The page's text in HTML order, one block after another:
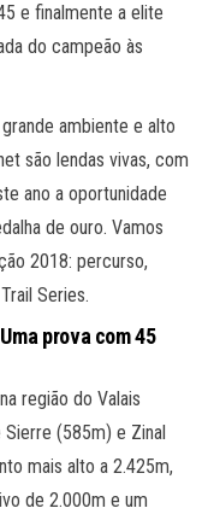
e finalmente a elite
do campeão às
ambiente e alto
são lendas vivas, com
ano a oportunidade
de ouro. Vamos
2018: percurso,
Series.
prova com 45
região do Valais
(585m) e Zinal
mais alto a 2.425m,
de 2.000m e um